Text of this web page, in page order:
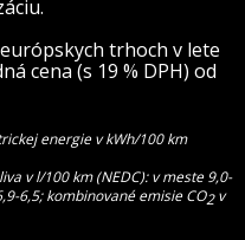
trhoch v lete
cena (s 19 % DPH) od
energie v kWh/100 km
v l/100 km (NEDC): v meste 9,0-
6,5; kombinované emisie CO2v